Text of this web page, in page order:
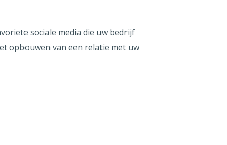
sociale media die uw bedrijf
opbouwen van een relatie met uw